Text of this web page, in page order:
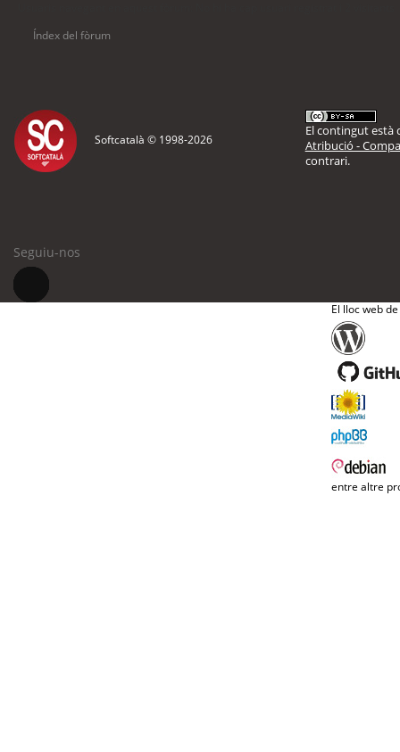
Índex del fòrum
Softcatalà © 1998-2026
El contingut està
Atribució -
contrari.
Seguiu-nos
El lloc web
entre altre